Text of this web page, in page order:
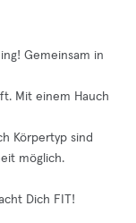
Gemeinsam in
Mit einem Hauch
Körpertyp sind
möglich.
Dich FIT!